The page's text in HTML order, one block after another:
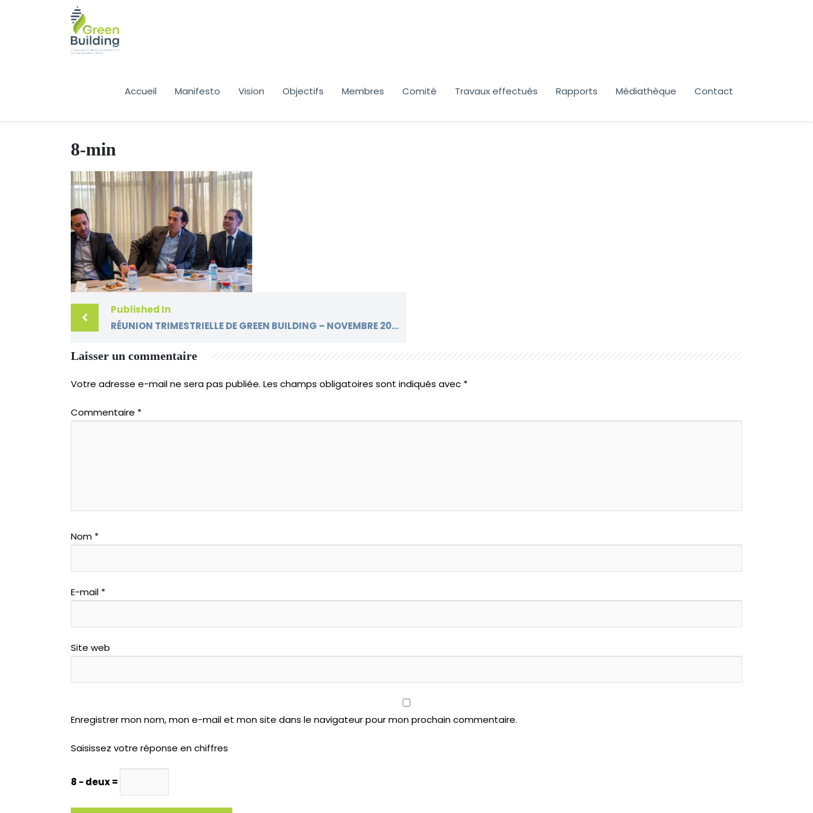
Accueil Manifesto Vision Objectifs Membres Comité Travaux effectués Rapports Médiathèque Contact
8-min
Published In
RÉUNION TRIMESTRIELLE DE GREEN BUILDING – NOVEMBRE 2024
Laisser un commentaire
Votre adresse e-mail ne sera pas publiée. Les champs obligatoires sont indiqués avec *
Commentaire *
Nom *
E-mail *
Site web
Enregistrer mon nom, mon e-mail et mon site dans le navigateur pour mon prochain commentaire.
Saisissez votre réponse en chiffres
8 − deux =